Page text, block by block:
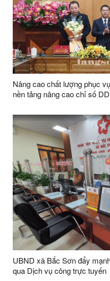
Nâng cao chất lượng phục
nền tảng nâng cao chỉ số
UBND xã Bắc Sơn đẩy
qua Dịch vụ công trực tuyến